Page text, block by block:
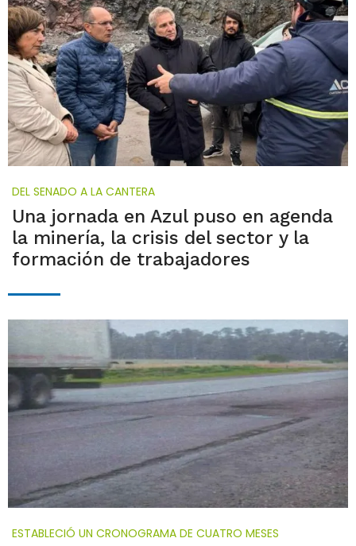
DEL SENADO A LA CANTERA
Una jornada en Azul puso en agenda
la minería, la crisis del sector y la
formación de trabajadores
ESTABLECIÓ UN CRONOGRAMA DE CUATRO MESES